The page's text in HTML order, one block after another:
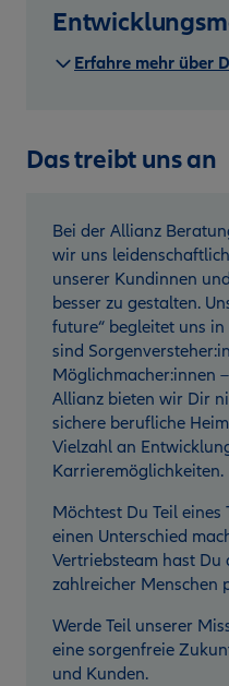
Erfahre mehr über
Das treibt uns an
Bei der Allianz
wir uns
unserer Kundinnen
besser zu gestalten.
future“ begleitet uns
sind
Möglichmacher:innen
Allianz bieten wir Dir
sichere berufliche
Vielzahl an
Karrieremöglichkeiten.
Möchtest Du Teil
einen Unterschied
Vertriebsteam hast Du
zahlreicher Menschen
Werde Teil unserer
eine sorgenfreie
und Kunden.